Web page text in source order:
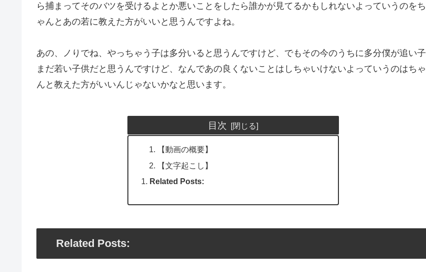
ら捕まってそのバツを受けるよとか悪いことをしたら誰かが見てるかもしれないよっていうのをち
ゃんとあの若に教えた方がいいと思うんですよね。
あの、ノりでね、やっちゃう子は多分いると思うんですけど、でもその今のうちに多分僕が追い子
まだ若い子供だと思うんですけど、なんであの良くないことはしちゃいけないよっていうのはちゃ
んと教えた方がいいんじゃないかなと思います。
目次
【動画の概要】
【文字起こし】
Related Posts:
Related Posts: